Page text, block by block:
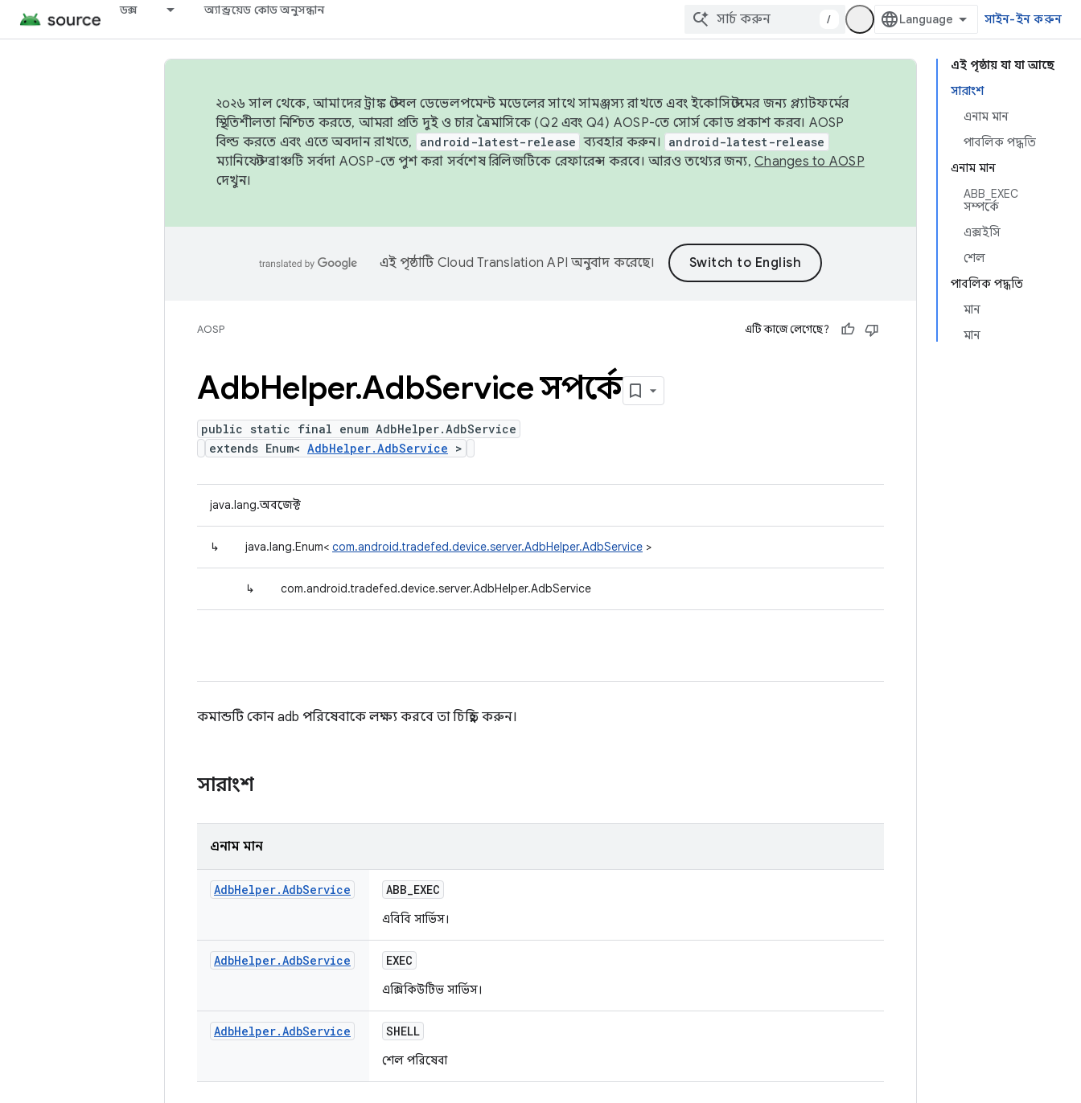
ডক্স অ্যান্ড্রয়েড কোড অনুসন্ধান
/ সাইন-ইন করুন
এই পৃষ্ঠায় যা যা আছে
সারাংশ
এনাম মান
পাবলিক পদ্ধতি
এনাম মান
ABB_EXEC
সম্পর্কে
এক্সইসি
শেল
পাবলিক পদ্ধতি
মান
মান
২০২৬ সাল থেকে, আমাদের ট্রাঙ্ক স্টেবল ডেভেলপমেন্ট মডেলের সাথে সামঞ্জস্য রাখতে এবং ইকোসিস্টেমের জন্য প্ল্যাটফর্মের
স্থিতিশীলতা নিশ্চিত করতে, আমরা প্রতি দুই ও চার ত্রৈমাসিকে (Q2 এবং Q4) AOSP-তে সোর্স কোড প্রকাশ করব। AOSP
বিল্ড করতে এবং এতে অবদান রাখতে,
android-latest-release ব্যবহার করুন। android-latest-release
ম্যানিফেস্ট ব্রাঞ্চটি সর্বদা AOSP-তে পুশ করা সর্বশেষ রিলিজটিকে রেফারেন্স করবে। আরও তথ্যের জন্য, Changes to AOSP
দেখুন।
এই পৃষ্ঠাটি Cloud Translation API অনুবাদ করেছে।
AOSP এটি কাজে লেগেছে?
AdbHelper.AdbService সম্পর্কে
public static final enum AdbHelper.AdbService
extends Enum< AdbHelper.AdbService >
java.lang.অবজেক্ট
↳ java.lang.Enum< com.android.tradefed.device.server.AdbHelper.AdbService >
↳ com.android.tradefed.device.server.AdbHelper.AdbService
কমান্ডটি কোন adb পরিষেবাকে লক্ষ্য করবে তা চিহ্নিত করুন।
সারাংশ
এনাম মান
AdbHelper.AdbService ABB_EXEC
এবিবি সার্ভিস।
AdbHelper.AdbService EXEC
এক্সিকিউটিভ সার্ভিস।
AdbHelper.AdbService SHELL
শেল পরিষেবা